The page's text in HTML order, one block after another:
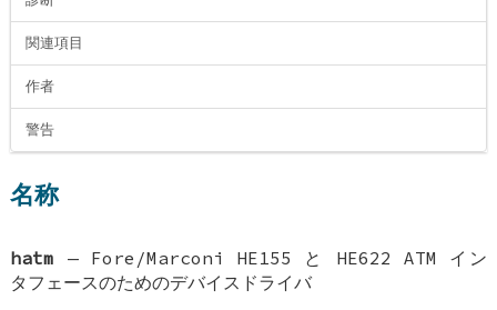
関連項目
作者
警告
名称
hatm — Fore/Marconi HE155 と HE622 ATM イン
タフェースのためのデバイスドライバ